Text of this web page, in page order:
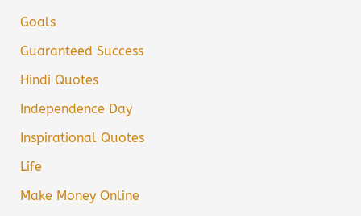
Goals
Guaranteed Success
Hindi Quotes
Independence Day
Inspirational Quotes
Life
Make Money Online